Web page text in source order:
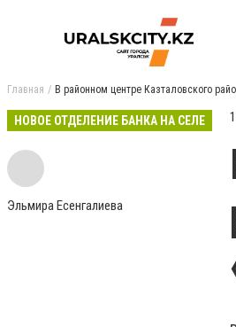
Главная В районном центре Казталовского
НОВОЕ ОТДЕЛЕНИЕ БАНКА НА СЕЛЕ
Эльмира Есенгалиева